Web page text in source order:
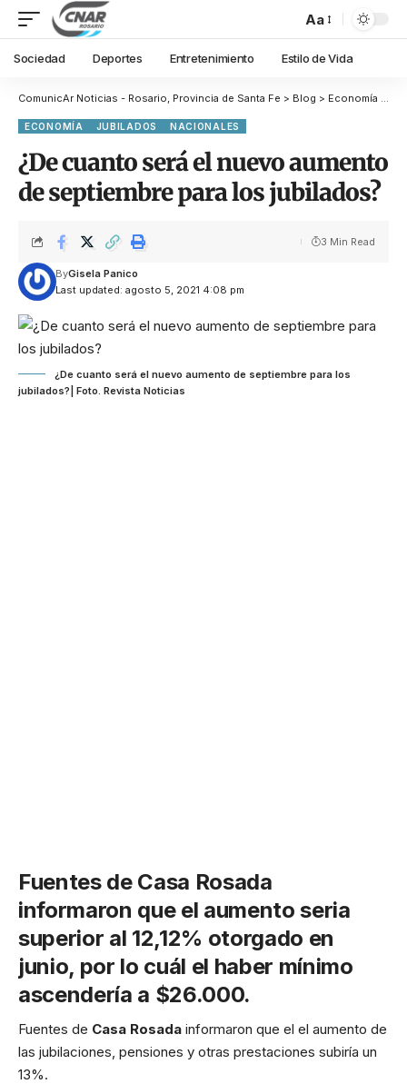
Aa
Sociedad Deportes Entretenimiento Estilo de Vida
ComunicAr Noticias - Rosario, Provincia de Santa Fe > Blog > Economía
ECONOMÍA JUBILADOS NACIONALES
¿De cuanto será el nuevo aumento
de septiembre para los jubilados?
Last updated: agosto 5, 2021 4:08 pm
ByGisela Panico
3 Min Read
¿De cuanto será el nuevo aumento de septiembre para los
jubilados?| Foto. Revista Noticias
Fuentes de Casa Rosada
informaron que el aumento seria
superior al 12,12% otorgado en
junio, por lo cuál el haber mínimo
ascendería a $26.000.
Fuentes de Casa Rosada informaron que el el aumento de
las jubilaciones, pensiones y otras prestaciones subiría un
13%.